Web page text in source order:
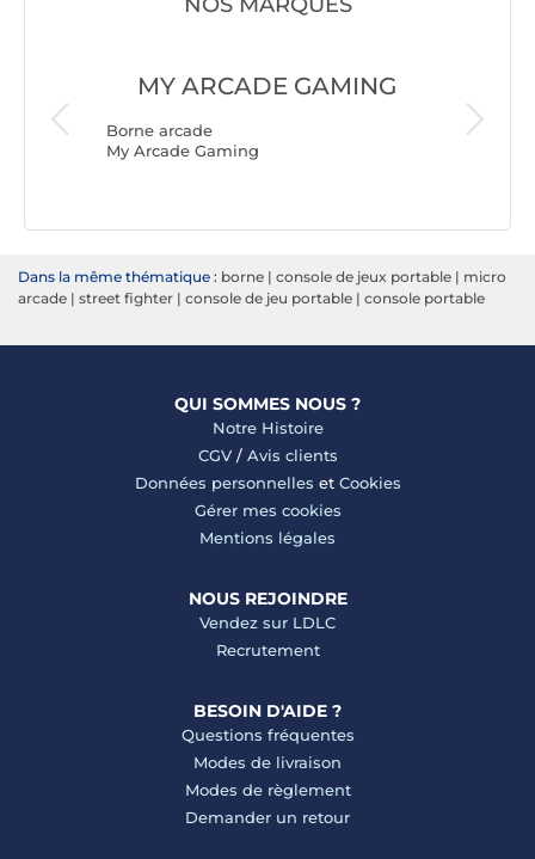
MY ARCADE GAMING
Borne arcade
My Arcade Gaming
Dans la même thématique : borne | console de jeux portable | micro
arcade | street fighter | console de jeu portable | console portable
QUI SOMMES NOUS ?
Notre Histoire
CGV/ Avis clients
Données personnelles et Cookies
Gérer mes cookies
Mentions légales
NOUS REJOINDRE
Vendez sur LDLC
Recrutement
BESOIN D'AIDE ?
Questions fréquentes
Modes de livraison
Modes de règlement
Demander un retour